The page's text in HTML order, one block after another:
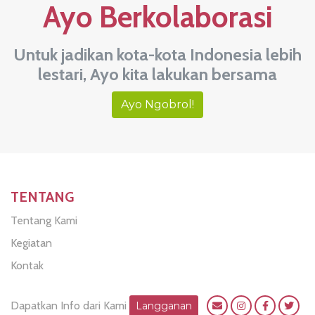
Ayo Berkolaborasi
Untuk jadikan kota-kota Indonesia lebih
lestari, Ayo kita lakukan bersama
Ayo Ngobrol!
TENTANG
Tentang Kami
Kegiatan
Kontak
Dapatkan Info dari Kami Langganan